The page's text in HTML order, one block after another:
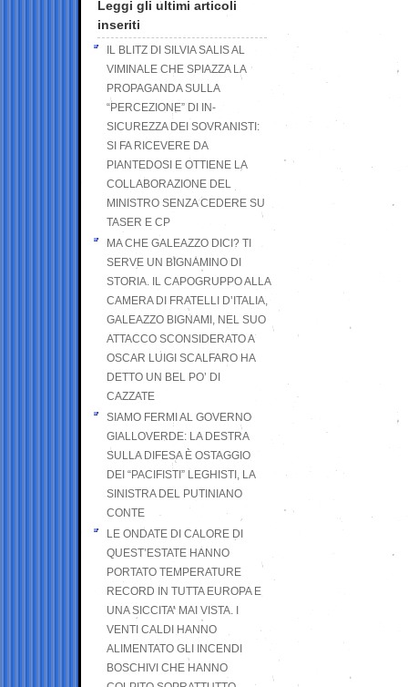
Leggi gli ultimi articoli
inseriti
IL BLITZ DI SILVIA SALIS AL
VIMINALE CHE SPIAZZA LA
PROPAGANDA SULLA
“PERCEZIONE” DI IN-
SICUREZZA DEI SOVRANISTI:
SI FA RICEVERE DA
PIANTEDOSI E OTTIENE LA
COLLABORAZIONE DEL
MINISTRO SENZA CEDERE SU
TASER E CP
MA CHE GALEAZZO DICI? TI
SERVE UN BIGNAMINO DI
STORIA. IL CAPOGRUPPO ALLA
CAMERA DI FRATELLI D’ITALIA,
GALEAZZO BIGNAMI, NEL SUO
ATTACCO SCONSIDERATO A
OSCAR LUIGI SCALFARO HA
DETTO UN BEL PO’ DI
CAZZATE
SIAMO FERMI AL GOVERNO
GIALLOVERDE: LA DESTRA
SULLA DIFESA È OSTAGGIO
DEI “PACIFISTI” LEGHISTI, LA
SINISTRA DEL PUTINIANO
CONTE
LE ONDATE DI CALORE DI
QUEST’ESTATE HANNO
PORTATO TEMPERATURE
RECORD IN TUTTA EUROPA E
UNA SICCITA’ MAI VISTA. I
VENTI CALDI HANNO
ALIMENTATO GLI INCENDI
BOSCHIVI CHE HANNO